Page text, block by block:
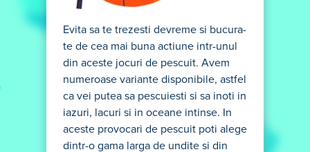
Evita sa te trezesti devreme si bucura-
te de cea mai buna actiune intr-unul
din aceste jocuri de pescuit. Avem
numeroase variante disponibile, astfel
ca vei putea sa pescuiesti si sa inoti in
iazuri, lacuri si in oceane intinse. In
aceste provocari de pescuit poti alege
dintr-o gama larga de undite si din